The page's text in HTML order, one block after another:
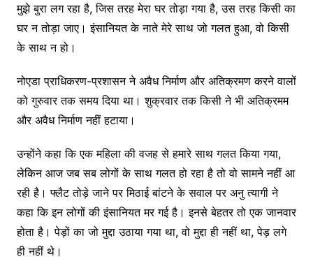
मुझे बुरा लग रहा है, जिस तरह मेरा घर तोड़ा गया है, उस तरह किसी का
घर न तोड़ा जाए। इंसानियत के नाते मेरे साथ जो गलत हुआ, वो किसी
के साथ न हो।
नोएडा प्राधिकरण-प्रशासन ने अवैध निर्माण और अतिक्रमण करने वालों
को गुरुवार तक समय दिया था। शुक्रवार तक किसी ने भी अतिक्रमम
और अवैध निर्माण नहीं हटाया।
उन्होंने कहा कि एक महिला की वजह से हमारे साथ गलत किया गया,
लेकिन आज जब सब लोगों के साथ गलत हो रहा है तो वो सामने नहीं आ
रही है। फ्लैट तोड़े जाने पर मिठाई बांटने के सवाल पर अनु त्यागी ने
कहा कि इन लोगों की इंसानियत मर गई है। इनसे बेहतर तो एक जानवार
होता है। पेड़ों का जो मुद्दा उठाया गया था, वो मुद्दा ही नहीं था, पेड़ लगे
ही नहीं थे।